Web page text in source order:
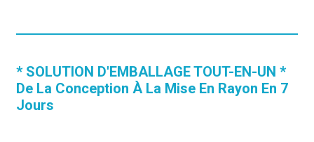
* SOLUTION D'EMBALLAGE TOUT-EN-UN *
De La Conception À La Mise En Rayon En 7
Jours